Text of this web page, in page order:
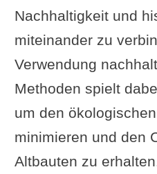
Nachhaltigkeit und
miteinander zu
Verwendung
Methoden spielt
um den
minimieren und den
Altbauten zu